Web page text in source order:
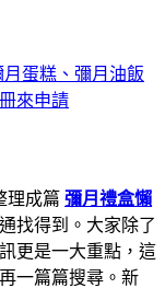
蛋糕、彌月油飯
來申請
理成篇 彌月禮盒懶
找得到。大家除了
更是一大重點，這
一篇篇搜尋。新